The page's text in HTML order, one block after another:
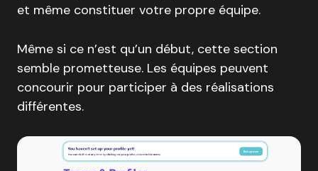
et même constituer votre propre équipe.
Même si ce n’est qu’un début, cette section
semble prometteuse. Les équipes peuvent
concourir pour participer à des réalisations
différentes.